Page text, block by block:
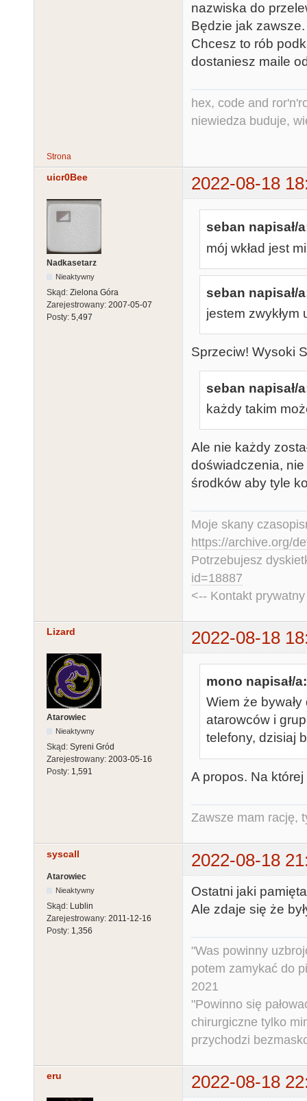
nazwiska do
Będzie jak zawsze.
Chcesz to rób
dostaniesz maile
hex, code and
niewiedza buduje,
Strona
uicr0Bee 2022-08-18
Nadkasetarz
Nieaktywny
Skąd: Zielona Góra
Zarejestrowany: 2007-05-07
Posty: 5,497
seban napisał/
mój wkład jest
seban napisał/
jestem zwykłym
Sprzeciw! Wysoki
seban napisał/
każdy takim
Ale nie każdy
doświadczenia,
środków aby tyle
Moje skany
https://archive.org/
Potrzebujesz
id=18887
<-- Kontakt
Lizard 2022-08-18
Atarowiec
Nieaktywny
Skąd: Syreni Gród
Zarejestrowany: 2003-05-16
Posty: 1,591
mono napisał/a:
Wiem że
atarowców i
telefony, dzisiaj
A propos. Na
Zawsze mam rację,
syscall 2022-08-18
Atarowiec
Nieaktywny
Skąd: Lublin
Zarejestrowany: 2011-12-16
Posty: 1,356
Ostatni jaki
Ale zdaje się że
"Was powinny
potem zamykać do
2021
"Powinno się
chirurgiczne tylko
przychodzi
eru 2022-08-18